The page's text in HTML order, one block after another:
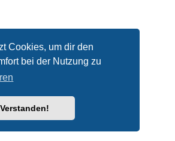
Cookies, um dir den
bei der Nutzung zu
Verstanden!